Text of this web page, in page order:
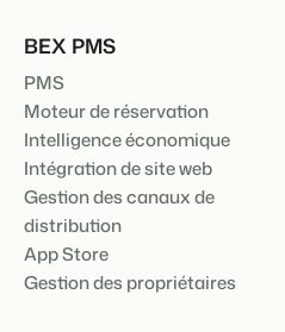
BEX PMS
PMS
Moteur de réservation
Intelligence économique
Intégration de site web
Gestion des canaux de
distribution
App Store
Gestion des propriétaires